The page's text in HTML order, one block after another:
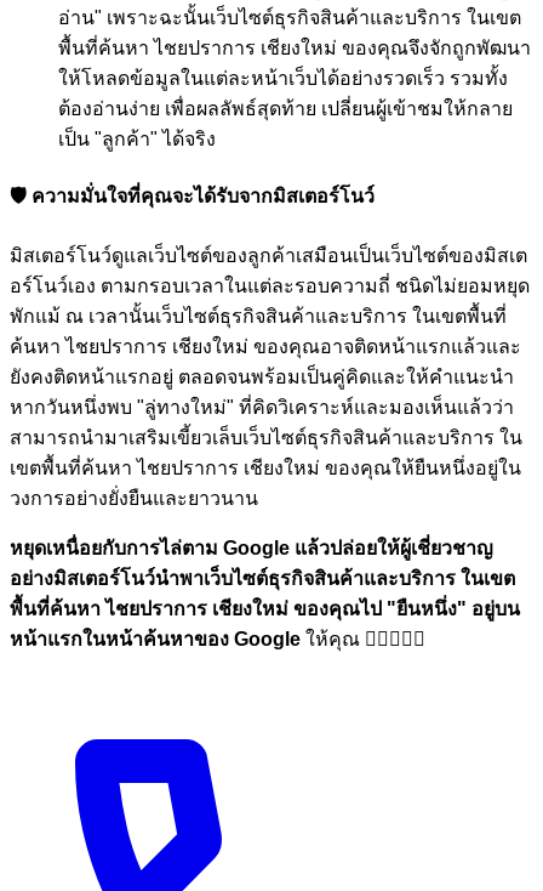
อ่าน" เพราะฉะนั้นเว็บไซต์ธุรกิจสินค้าและบริการ ในเขต
พื้นที่ค้นหา ไชยปราการ เชียงใหม่ ของคุณจึงจักถูกพัฒนา
ให้โหลดข้อมูลในแต่ละหน้าเว็บได้อย่างรวดเร็ว รวมทั้ง
ต้องอ่านง่าย เพื่อผลลัพธ์สุดท้าย เปลี่ยนผู้เข้าชมให้กลาย
เป็น "ลูกค้า" ได้จริง
🛡️ ความมั่นใจที่คุณจะได้รับจากมิสเตอร์โนว์
มิสเตอร์โนว์ดูแลเว็บไซต์ของลูกค้าเสมือนเป็นเว็บไซต์ของมิสเต
อร์โนว์เอง ตามกรอบเวลาในแต่ละรอบความถี่ ชนิดไม่ยอมหยุด
พักแม้ ณ เวลานั้นเว็บไซต์ธุรกิจสินค้าและบริการ ในเขตพื้นที่
ค้นหา ไชยปราการ เชียงใหม่ ของคุณอาจติดหน้าแรกแล้วและ
ยังคงติดหน้าแรกอยู่ ตลอดจนพร้อมเป็นคู่คิดและให้คำแนะนำ
หากวันหนึ่งพบ "ลู่ทางใหม่" ที่คิดวิเคราะห์และมองเห็นแล้วว่า
สามารถนำมาเสริมเขี้ยวเล็บเว็บไซต์ธุรกิจสินค้าและบริการ ใน
เขตพื้นที่ค้นหา ไชยปราการ เชียงใหม่ ของคุณให้ยืนหนึ่งอยู่ใน
วงการอย่างยั่งยืนและยาวนาน
หยุดเหนื่อยกับการไล่ตาม Google แล้วปล่อยให้ผู้เชี่ยวชาญ
อย่างมิสเตอร์โนว์นำพาเว็บไซต์ธุรกิจสินค้าและบริการ ในเขต
พื้นที่ค้นหา ไชยปราการ เชียงใหม่ ของคุณไป "ยืนหนึ่ง" อยู่บน
หน้าแรกในหน้าค้นหาของ Google ให้คุณ 🏋🏼💪🏼🎉